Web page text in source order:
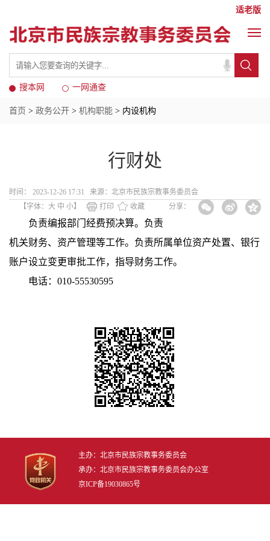
适老版
搜本网 一网通查
首页 > 政务公开 > 机构职能 > 内设机构
行财处
时间： 2023-12-26 17:31 来源：北京市民族宗教事务委员会
分享：
【字体： 大 中 小】 打印 收藏
负责编报部门经费预决算。负责
机关财务、资产管理等工作。负责所属单位资产处置、银行
账户设立变更审批工作，指导财务工作。
电话：010-55530595
主办：北京市民族宗教事务委员会
承办：北京市民族宗教事务委员会办公室
京ICP备19030865号